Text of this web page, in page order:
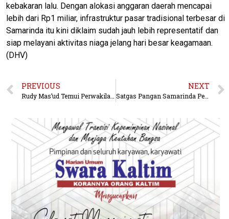
kebakaran lalu. Dengan alokasi anggaran daerah mencapai
lebih dari Rp1 miliar, infrastruktur pasar tradisional terbesar di
Samarinda itu kini diklaim sudah jauh lebih representatif dan
siap melayani aktivitas niaga jelang hari besar keagamaan.
(DHV)
PREVIOUS NEXT
Satgas Pangan Samarinda Pelototi Jalur Distribusi, Siap Sikat Penyelundup Bahan Pokok Jelang Idul Adha